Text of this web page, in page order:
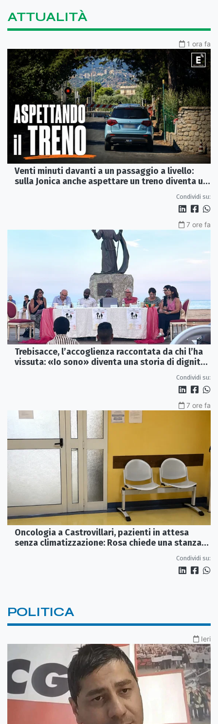
ATTUALITÀ
1 ora fa
Venti minuti davanti a un passaggio a livello:
sulla Jonica anche aspettare un treno diventa un
Condividi su:
7 ore fa
Trebisacce, l’accoglienza raccontata da chi l’ha
vissuta: «Io sono» diventa una storia di dignità
Condividi su:
7 ore fa
Oncologia a Castrovillari, pazienti in attesa
senza climatizzazione: Rosa chiede una stanza
Condividi su:
POLITICA
Ieri